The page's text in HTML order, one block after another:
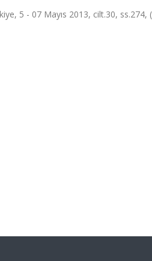
5 - 07 Mayıs 2013, cilt.30,